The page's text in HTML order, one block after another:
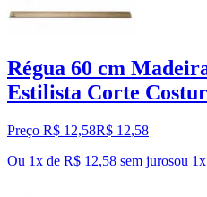
Régua 60 cm
Estilista Corte
Preço R$ 12,58R$ 12,58
Ou 1x de R$ 12,58 sem jurosou 1